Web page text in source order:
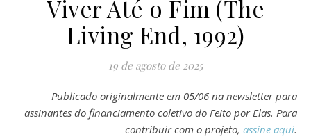
Viver Até o Fim (The
Living End, 1992)
19 de agosto de 2025
Publicado originalmente em 05/06 na newsletter para
assinantes do financiamento coletivo do Feito por Elas. Para
contribuir com o projeto, assine aqui.